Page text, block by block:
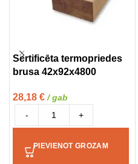
Sertificēta termopriedes
brusa 42x92x4800
28,18 € / gab
-
+
PIEVIENOT GROZAM